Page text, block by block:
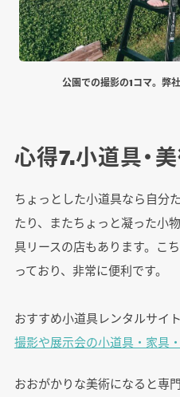
公園での撮影の1コマ。弊
心得7.小道具・
ちょっとした小道具なら自分
たり、またちょっと凝った小
具リースの店もあります。こ
っており、非常に便利です。
おすすめ小道具レンタルサイ
撮影や展示会の小道具・家具
おおがかりな美術になると専